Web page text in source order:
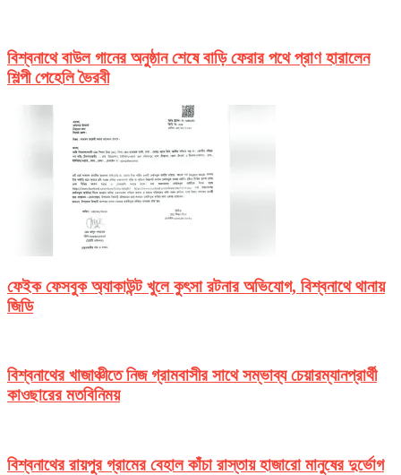
বিশ্বনাথে বাউল গানের অনুষ্ঠান শেষে বাড়ি ফেরার পথে প্রাণ হারালেন
শিল্পী পেহেলি ভৈরবী
ফেইক ফেসবুক অ্যাকাউন্ট খুলে কুৎসা রটনার অভিযোগ, বিশ্বনাথে থানায়
জিডি
বিশ্বনাথের খাজাঞ্চীতে নিজ গ্রামবাসীর সাথে সম্ভাব্য চেয়ারম্যানপ্রার্থী
কাওছারের মতবিনিময়
বিশ্বনাথের রায়পুর গ্রামের বেহাল কাঁচা রাস্তায় হাজারো মানুষের দুর্ভোগ